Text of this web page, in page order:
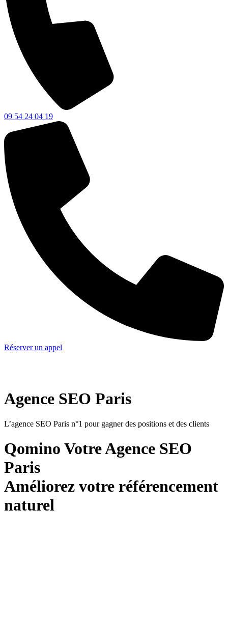
09 54 24 04 19
Réserver un appel
Agence SEO Paris
L’agence SEO Paris n°1 pour gagner des positions et des clients
Qomino VotreAgence SEO
Paris
Améliorez votre référencement
naturel